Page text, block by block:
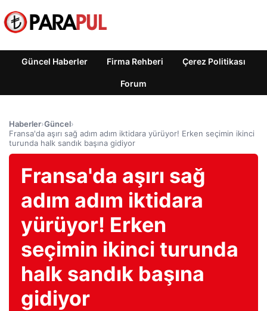
Güncel Haberler Firma Rehberi Çerez Politikası
Forum
Haberler›Güncel›
Fransa'da aşırı sağ adım adım iktidara yürüyor! Erken seçimin ikinci
turunda halk sandık başına gidiyor
Fransa'da aşırı sağ
adım adım iktidara
yürüyor! Erken
seçimin ikinci turunda
halk sandık başına
gidiyor